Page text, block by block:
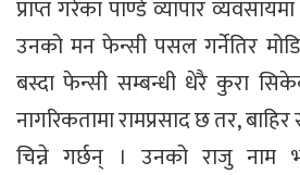
प्राप्त गरेका पाण्डे व्यापार
उनको मन फेन्सी पसल गर्नेतिर
बस्दा फेन्सी सम्बन्धी धेरै कुरा
नागरिकतामा रामप्रसाद छ तर,
चिन्ने गर्छन् । उनको राजु नाम